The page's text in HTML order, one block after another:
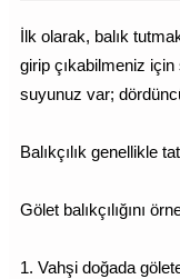
İlk olarak, balık
girip çıkabilmeniz
suyunuz var;
Balıkçılık genellikle
Gölet balıkçılığını
1. Vahşi doğada